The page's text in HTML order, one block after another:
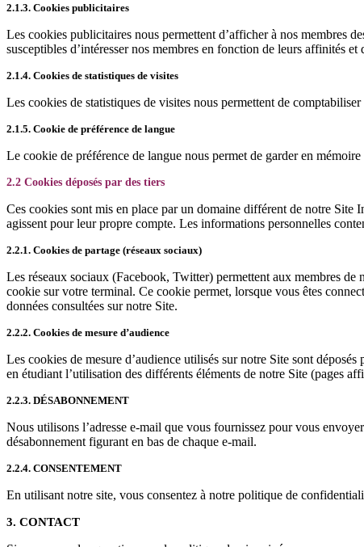
2.1.3. Cookies publicitaires
Les cookies publicitaires nous permettent d’afficher à nos membres
susceptibles d’intéresser nos membres en fonction de leurs affinités et
2.1.4. Cookies de statistiques de visites
Les cookies de statistiques de visites nous permettent de
2.1.5. Cookie de préférence de langue
Le cookie de préférence de langue nous permet de garder en
2.2 Cookies déposés par des tiers
Ces cookies sont mis en place par un domaine différent de notre Site
agissent pour leur propre compte. Les informations personnelles
2.2.1. Cookies de partage (réseaux sociaux)
Les réseaux sociaux (Facebook, Twitter) permettent aux membres
cookie sur votre terminal. Ce cookie permet, lorsque vous êtes
données consultées sur notre Site.
2.2.2. Cookies de mesure d’audience
Les cookies de mesure d’audience utilisés sur notre Site sont
en étudiant l’utilisation des différents éléments de notre Site (pages
2.2.3. DÉSABONNEMENT
Nous utilisons l’adresse e-mail que vous fournissez pour vous
désabonnement figurant en bas de chaque e-mail.
2.2.4. CONSENTEMENT
En utilisant notre site, vous consentez à notre politique de
3. CONTACT